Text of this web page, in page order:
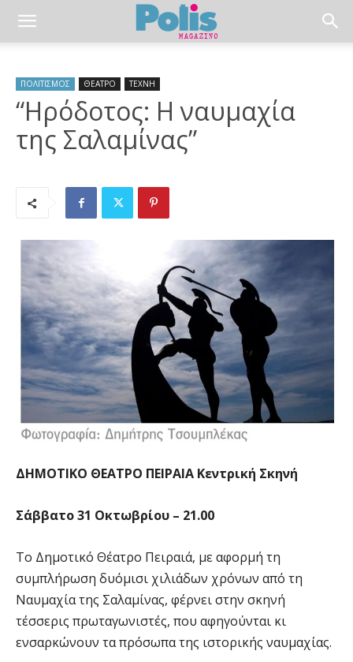
ΠΟΛΙΤΙΣΜΟΣ ΘΕΑΤΡΟ ΤΕΧΝΗ
“Ηρόδοτος: Η ναυμαχία
της Σαλαμίνας”
ΔΗΜΟΤΙΚΟ ΘΕΑΤΡΟ ΠΕΙΡΑΙΑ Κεντρική Σκηνή
Σάββατο 31 Οκτωβρίου – 21.00
To Δημοτικό Θέατρο Πειραιά, με αφορμή τη
συμπλήρωση δυόμισι χιλιάδων χρόνων από τη
Ναυμαχία της Σαλαμίνας, φέρνει στην σκηνή
τέσσερις πρωταγωνιστές, που αφηγούνται κι
ενσαρκώνουν τα πρόσωπα της ιστορικής ναυμαχίας.